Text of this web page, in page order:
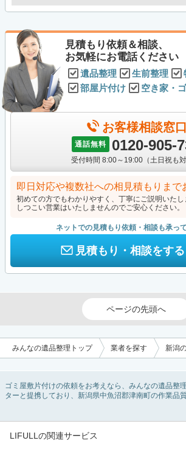
見積もり依頼＆相談、
お気軽にお電話ください
遺品整理 生前整理
部屋片付け
空き家・
お客様相談窓口
通話無料 0120-905-
受付時間 8:00～19:00（土日祝も対
即日対応や複数社への相見積もりまで
初めての方でもわかりやすく、丁寧にご説明いた
しつこい営業はいたしませんのでご安心ください。
ネットでの見積もり依頼・相談も承っ
見積もり・相談をする
ページの先頭へ
みんなの遺品整理トップ 業者を探す 新潟
ゴミ屋敷片付けの依頼をお考えなら、みんなの遺品整
ターと提携しており、新潟県中魚沼郡津南町の作業品
者を掲載しています。汚部屋の片付けに伴う不用品の
臭脱臭など絞り込み条件を利用し検索してみましょう
方は高齢で体力的に掃除するのが難しい、認知症やセ
LIFULLの関連サービス